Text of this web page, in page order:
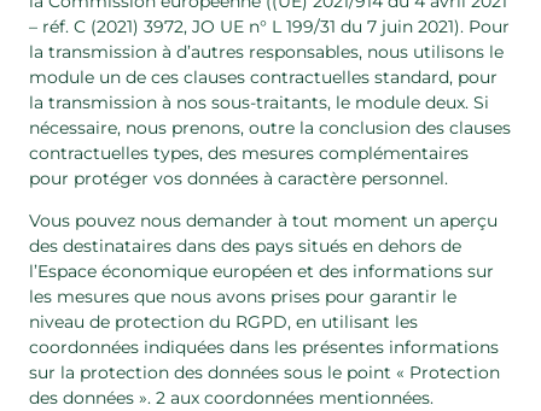
– réf. C (2021) 3972, JO UE n° L 199/31 du 7 juin 2021). Pour
la transmission à d’autres responsables, nous utilisons le
module un de ces clauses contractuelles standard, pour
la transmission à nos sous-traitants, le module deux. Si
nécessaire, nous prenons, outre la conclusion des clauses
contractuelles types, des mesures complémentaires
pour protéger vos données à caractère personnel.
Vous pouvez nous demander à tout moment un aperçu
des destinataires dans des pays situés en dehors de
l’Espace économique européen et des informations sur
les mesures que nous avons prises pour garantir le
niveau de protection du RGPD, en utilisant les
coordonnées indiquées dans les présentes informations
sur la protection des données sous le point « Protection
des données ». 2 aux coordonnées mentionnées.